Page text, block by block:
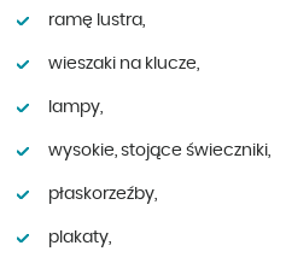
ramę lustra,
wieszaki na klucze,
lampy,
wysokie, stojące świeczniki,
płaskorzeźby,
plakaty,